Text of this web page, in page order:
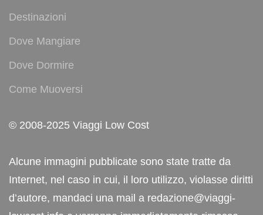
Destinazioni
Dove Mangiare
Dove Dormire
Come Muoversi
© 2008-2025 Viaggi Low Cost
Alcune immagini pubblicate sono state tratte da
Internet, nel caso in cui, il loro utilizzo, violasse diritti
d’autore, mandaci una mail a redazione@viaggi-